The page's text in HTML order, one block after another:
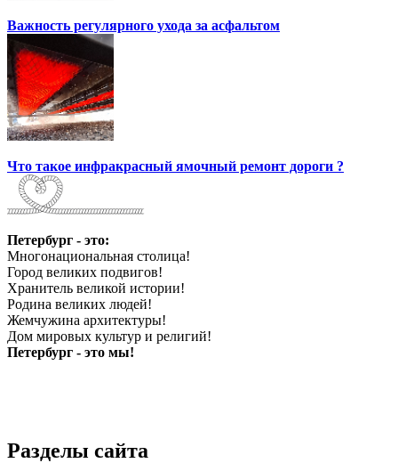
Важность регулярного ухода за асфальтом
Что такое инфракрасный ямочный ремонт дороги ?
Петербург - это:
Многонациональная столица!
Город великих подвигов!
Хранитель великой истории!
Родина великих людей!
Жемчужина архитектуры!
Дом мировых культур и религий!
Петербург - это мы!
Разделы сайта